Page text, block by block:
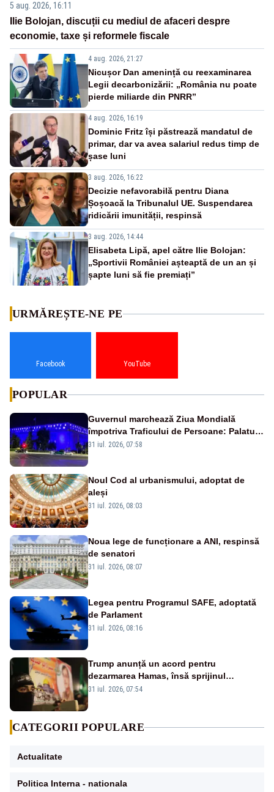
5 aug. 2026, 16:11
Ilie Bolojan, discuții cu mediul de afaceri despre
economie, taxe și reformele fiscale
4 aug. 2026, 21:27
Nicușor Dan amenință cu reexaminarea
Legii decarbonizării: „România nu poate
pierde miliarde din PNRR”
4 aug. 2026, 16:19
Dominic Fritz își păstrează mandatul de
primar, dar va avea salariul redus timp de
șase luni
3 aug. 2026, 16:22
Decizie nefavorabilă pentru Diana
Șoșoacă la Tribunalul UE. Suspendarea
ridicării imunității, respinsă
3 aug. 2026, 14:44
Elisabeta Lipă, apel către Ilie Bolojan:
„Sportivii României așteaptă de un an și
șapte luni să fie premiați”
URMĂREȘTE-NE PE
Facebook YouTube
POPULAR
Guvernul marchează Ziua Mondială
împotriva Traficului de Persoane: Palatul
Victoria, iluminat în albastru
31 iul. 2026, 07:58
Noul Cod al urbanismului, adoptat de
aleși
31 iul. 2026, 08:03
Noua lege de funcționare a ANI, respinsă
de senatori
31 iul. 2026, 08:07
Legea pentru Programul SAFE, adoptată
de Parlament
31 iul. 2026, 08:16
Trump anunță un acord pentru
dezarmarea Hamas, însă sprijinul
Israelului rămâne incert
31 iul. 2026, 07:54
CATEGORII POPULARE
Actualitate
Politica Interna - nationala